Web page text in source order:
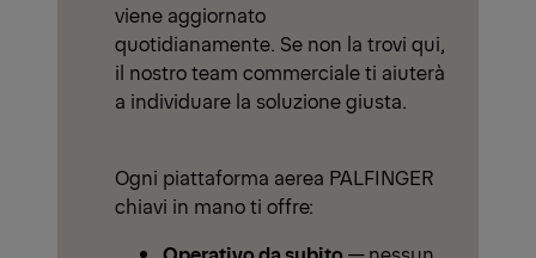
viene aggiornato
quotidianamente. Se non la trovi qui,
il nostro team commerciale ti aiuterà
a individuare la soluzione giusta.
Ogni piattaforma aerea PALFINGER
chiavi in mano ti offre: